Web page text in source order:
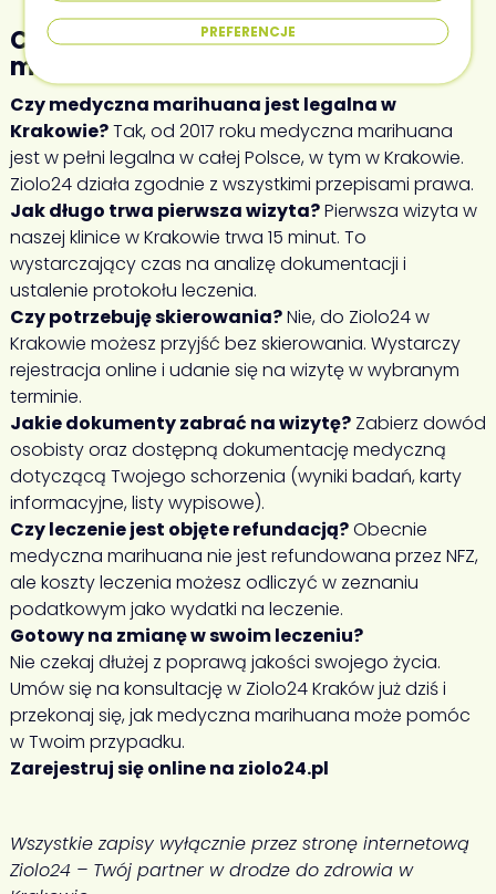
Często zadawane pytania o
medyczną marihuanę w Krakowie
Czy medyczna marihuana jest legalna w
Krakowie?Tak, od 2017 roku medyczna marihuana
jest w pełni legalna w całej Polsce, w tym w Krakowie.
Ziolo24 działa zgodnie z wszystkimi przepisami prawa.
Jak długo trwa pierwsza wizyta?Pierwsza wizyta w
naszej klinice w Krakowie trwa 15 minut. To
wystarczający czas na analizę dokumentacji i
ustalenie protokołu leczenia.
Czy potrzebuję skierowania?Nie, do Ziolo24 w
Krakowie możesz przyjść bez skierowania. Wystarczy
rejestracja online i udanie się na wizytę w wybranym
terminie.
Jakie dokumenty zabrać na wizytę? Zabierz dowód
osobisty oraz dostępną dokumentację medyczną
dotyczącą Twojego schorzenia (wyniki badań, karty
informacyjne, listy wypisowe).
Czy leczenie jest objęte refundacją?Obecnie
medyczna marihuana nie jest refundowana przez NFZ,
ale koszty leczenia możesz odliczyć w zeznaniu
podatkowym jako wydatki na leczenie.
Gotowy na zmianę w swoim leczeniu?
Nie czekaj dłużej z poprawą jakości swojego życia.
Umów się na konsultację w Ziolo24 Kraków już dziś i
przekonaj się, jak medyczna marihuana może pomóc
w Twoim przypadku.
Zarejestruj się online na ziolo24.pl
Wszystkie zapisy wyłącznie przez stronę internetową
Ziolo24 – Twój partner w drodze do zdrowia w
PREFERENCJE